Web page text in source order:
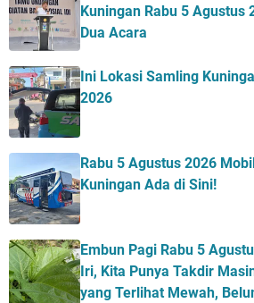
Kuningan Rabu 5 Agustus
Dua Acara
Ini Lokasi Samling
2026
Rabu 5 Agustus 2026
Kuningan Ada di Sini!
Embun Pagi Rabu 5
Iri, Kita Punya Takdir
yang Terlihat Mewah,